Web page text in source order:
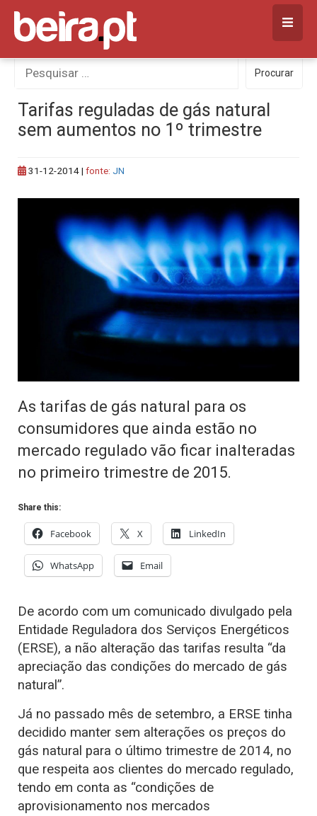
Skip
content
Procurar
por:
Procurar
Tarifas reguladas de gás natural
sem aumentos no 1º trimestre
31-12-2014| fonte: JN
As tarifas de gás natural para os
consumidores que ainda estão no
mercado regulado vão ficar inalteradas
no primeiro trimestre de 2015.
Share this:
Facebook X LinkedIn
WhatsApp Email
De acordo com um comunicado divulgado pela
Entidade Reguladora dos Serviços Energéticos
(ERSE), a não alteração das tarifas resulta “da
apreciação das condições do mercado de gás
natural”.
Já no passado mês de setembro, a ERSE tinha
decidido manter sem alterações os preços do
gás natural para o último trimestre de 2014, no
que respeita aos clientes do mercado regulado,
tendo em conta as “condições de
aprovisionamento nos mercados